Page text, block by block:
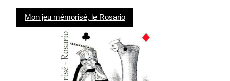
Mon jeu mémorisé, le Rosario